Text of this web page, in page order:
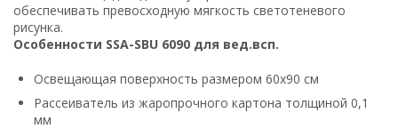
обеспечивать превосходную мягкость светотеневого
рисунка.
Особенности SSA-SBU 6090 для вед.всп.
Освещающая поверхность размером 60х90 см
Рассеиватель из жаропрочного картона толщиной 0,1
мм